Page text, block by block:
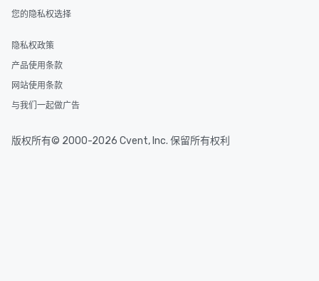
您的隐私权选择
隐私权政策
产品使用条款
网站使用条款
与我们一起做广告
版权所有© 2000-2026 Cvent, Inc. 保留所有权利